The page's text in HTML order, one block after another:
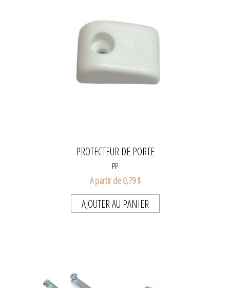
PROTECTEUR DE PORTE
PP
A partir de 0,79 $
AJOUTER AU PANIER